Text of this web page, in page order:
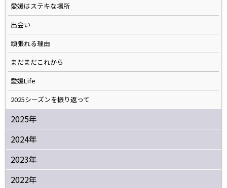
愛媛はステキな場所
出会い
頑張れる理由
まだまだこれから
愛媛Life
2025シーズンを振り返って
2025年
2024年
2023年
2022年